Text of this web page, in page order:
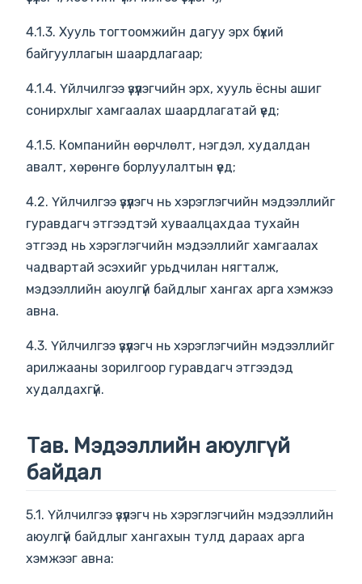
4.1.3. Хууль тогтоомжийн дагуу эрх бүхий
байгууллагын шаардлагаар;
4.1.4. Үйлчилгээ үзүүлэгчийн эрх, хууль ёсны ашиг
сонирхлыг хамгаалах шаардлагатай үед;
4.1.5. Компанийн өөрчлөлт, нэгдэл, худалдан
авалт, хөрөнгө борлуулалтын үед;
4.2. Үйлчилгээ үзүүлэгч нь хэрэглэгчийн мэдээллийг
гуравдагч этгээдтэй хуваалцахдаа тухайн
этгээд нь хэрэглэгчийн мэдээллийг хамгаалах
чадвартай эсэхийг урьдчилан нягталж,
мэдээллийн аюулгүй байдлыг хангах арга хэмжээ
авна.
4.3. Үйлчилгээ үзүүлэгч нь хэрэглэгчийн мэдээллийг
арилжааны зорилгоор гуравдагч этгээдэд
худалдахгүй.
Тав. Мэдээллийн аюулгүй
байдал
5.1. Үйлчилгээ үзүүлэгч нь хэрэглэгчийн мэдээллийн
аюулгүй байдлыг хангахын тулд дараах арга
хэмжээг авна: